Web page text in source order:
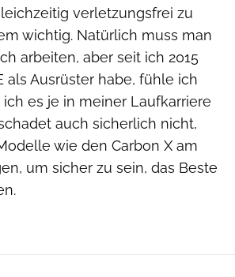
verletzungsfrei zu
wichtig. Natürlich muss man
arbeiten, aber seit ich 2015
als Ausrüster habe, fühle ich
es je in meiner Laufkarriere
auch sicherlich nicht,
wie den Carbon X am
um sicher zu sein, das Beste